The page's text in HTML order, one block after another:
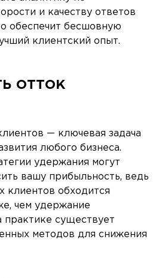
и качеству ответов
обеспечит бесшовную
клиентский опыт.
отток
— ключевая задача
любого бизнеса.
удержания могут
вашу прибыльность, ведь
клиентов обходится
чем удержание
существует
методов для снижения